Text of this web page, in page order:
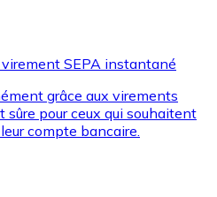
SEPA instantané
grâce aux virements
sûre pour ceux qui souhaitent
compte bancaire.